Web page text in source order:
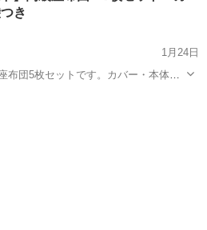
き
1月24日